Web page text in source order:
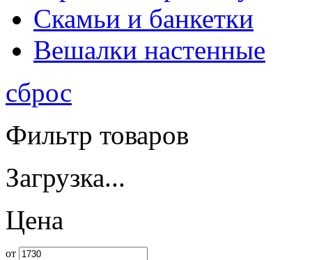
Скамьи и банкетки
Вешалки настенные
сброс
Фильтр товаров
Загрузка...
Цена
от